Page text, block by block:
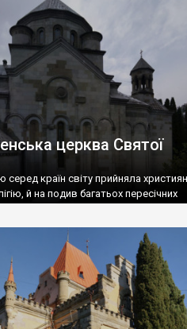
(postaki)…” “Вино. Крим
вино і його вдосталь: воно все
[…]
церква Святої
серед країн світу прийняла
й на подив багатьох пересічних